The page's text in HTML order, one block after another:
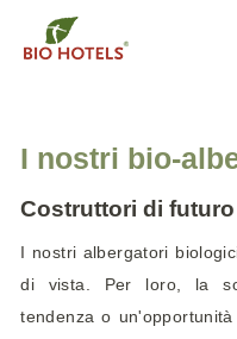
I nostri bio-
Costruttori di
I nostri albergatori
di vista. Per loro, la
tendenza o